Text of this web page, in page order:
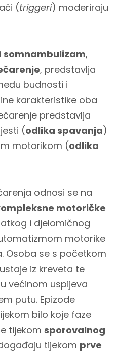
(triggeri) moderiraju
somnambulizam,
, predstavlja
budnosti i
karakteristike oba
predstavlja
(odlika spavanja)
motorikom (odlika
odnosi se na
motoričke
i djelomičnog
motorike
Osoba se s početkom
iz kreveta te
većinom uspijeva
putu. Epizode
bilo koje faze
tijekom sporovalnog
tijekom prve